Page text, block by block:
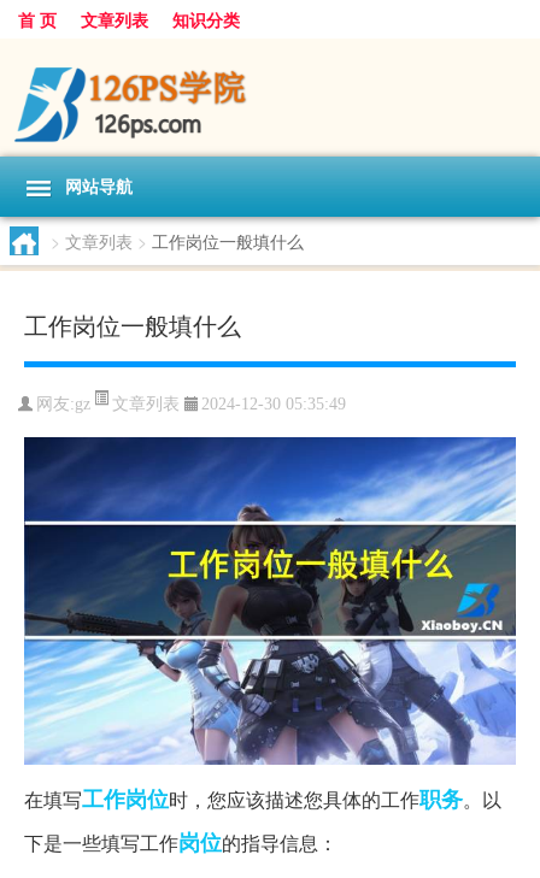
首 页 文章列表 知识分类
网站导航
> 文章列表 > 工作岗位一般填什么
工作岗位一般填什么
网友:gz 文章列表 2024-12-30 05:35:49
在填写工作岗位时，您应该描述您具体的工作职务。以
下是一些填写工作岗位的指导信息：